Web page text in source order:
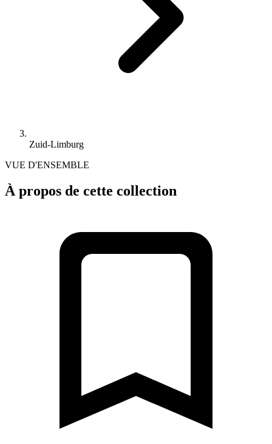
Zuid-Limburg
VUE D'ENSEMBLE
À propos de cette collection